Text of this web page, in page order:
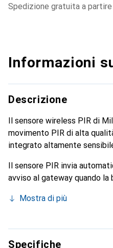
Spedizione gratuita a
Informazioni
Descrizione
Il sensore wireless PIR di
movimento PIR di alta
integrato altamente
Il sensore PIR invia
avviso al gateway quando la
Mostra di più
Specifiche